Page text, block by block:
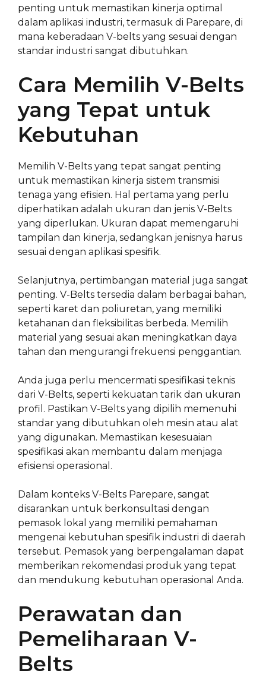
penting untuk memastikan kinerja optimal
dalam aplikasi industri, termasuk di Parepare, di
mana keberadaan V-belts yang sesuai dengan
standar industri sangat dibutuhkan.
Cara Memilih V-Belts
yang Tepat untuk
Kebutuhan
Memilih V-Belts yang tepat sangat penting
untuk memastikan kinerja sistem transmisi
tenaga yang efisien. Hal pertama yang perlu
diperhatikan adalah ukuran dan jenis V-Belts
yang diperlukan. Ukuran dapat memengaruhi
tampilan dan kinerja, sedangkan jenisnya harus
sesuai dengan aplikasi spesifik.
Selanjutnya, pertimbangan material juga sangat
penting. V-Belts tersedia dalam berbagai bahan,
seperti karet dan poliuretan, yang memiliki
ketahanan dan fleksibilitas berbeda. Memilih
material yang sesuai akan meningkatkan daya
tahan dan mengurangi frekuensi penggantian.
Anda juga perlu mencermati spesifikasi teknis
dari V-Belts, seperti kekuatan tarik dan ukuran
profil. Pastikan V-Belts yang dipilih memenuhi
standar yang dibutuhkan oleh mesin atau alat
yang digunakan. Memastikan kesesuaian
spesifikasi akan membantu dalam menjaga
efisiensi operasional.
Dalam konteks V-Belts Parepare, sangat
disarankan untuk berkonsultasi dengan
pemasok lokal yang memiliki pemahaman
mengenai kebutuhan spesifik industri di daerah
tersebut. Pemasok yang berpengalaman dapat
memberikan rekomendasi produk yang tepat
dan mendukung kebutuhan operasional Anda.
Perawatan dan
Pemeliharaan V-
Belts